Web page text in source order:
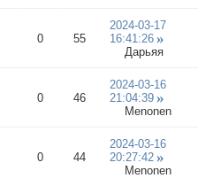
0 55
2024-03-17
16:41:26
Дарьяя
0 46
2024-03-16
21:04:39
Menonen
0 44
2024-03-16
20:27:42
Menonen